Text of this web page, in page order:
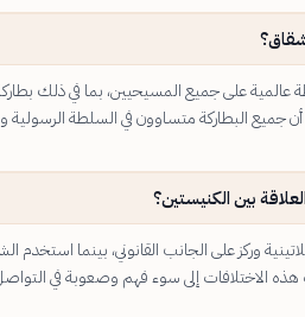
عالمية على جميع المسيحيين، بما في ذلك
جميع البطاركة متساوون في السلطة الرسولية
بين الكنيستين؟
وركز على الجانب القانوني، بينما استخدم
هذه الاختلافات إلى سوء فهم وصعوبة في